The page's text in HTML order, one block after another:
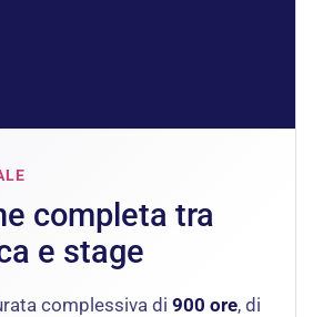
completa tra
e stage
complessiva di 900 ore, di